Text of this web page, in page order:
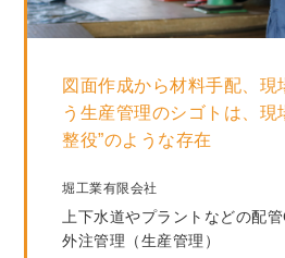
図面作成から材料手配、現
う生産管理のシゴトは、現
整役”のような存在
堀工業有限会社
上下水道やプラントなどの配管
外注管理（生産管理）